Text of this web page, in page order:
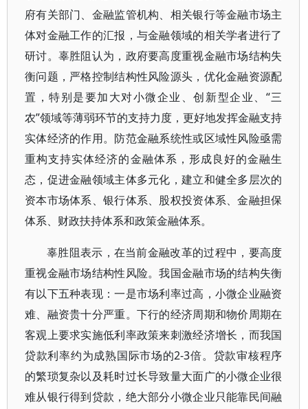
府有关部门、金融监管机构、相关银行等金融市场主
体对金融工作的汇报，与金融领域的相关学者进行了
研讨。辜胜阻认为，政府要高度重视金融市场结构失
衡问题，严格控制结构性风险源头，优化金融资源配
置，特别是要加大对小微企业、创新型企业、“三
农”领域等薄弱环节的支持力度，更好地发挥金融支持
实体经济的作用。防范金融系统性或区域性风险亟需
重构支持实体经济的金融体系，形成良好的金融生
态，促进金融领域主体多元化，建立和健全多层次的
资本市场体系、银行体系、股权投资体系、金融担保
体系、财政扶持体系和政策金融体系。
辜胜阻表示，在当前金融改革的过程中，要高度
重视金融市场结构性风险。我国金融市场的结构失衡
有以下五种表现：一是市场利率过高，小微企业融资
难、融资贵十分严重。下行的经济周期和物价周期在
客观上要求实施低利率政策来刺激经济增长，而我国
贷款利率约为成熟国际市场的2-3倍。贷款审核程序
的繁琐复杂以及耗时过长导致量大面广的小微企业很
难从银行得到贷款，绝大部分小微企业只能靠民间融